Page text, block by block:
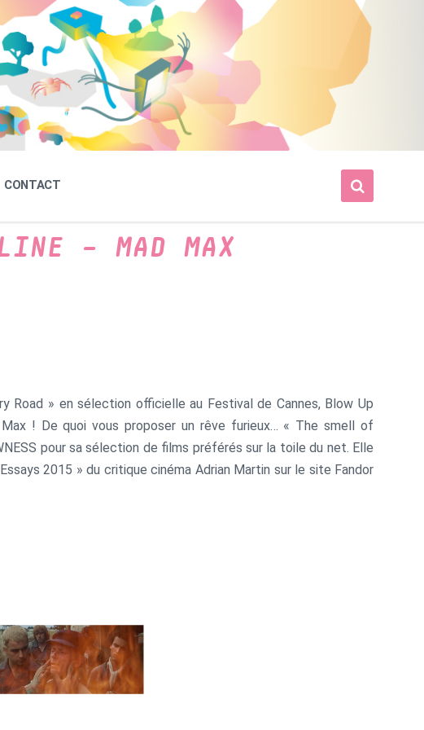
CONTACT
– MAD MAX
Road » en sélection officielle au Festival de Cannes, Blow Up
! De quoi vous proposer un rêve furieux… « The smell of
pour sa sélection de films préférés sur la toile du net. Elle
2015 » du critique cinéma Adrian Martin sur le site Fandor